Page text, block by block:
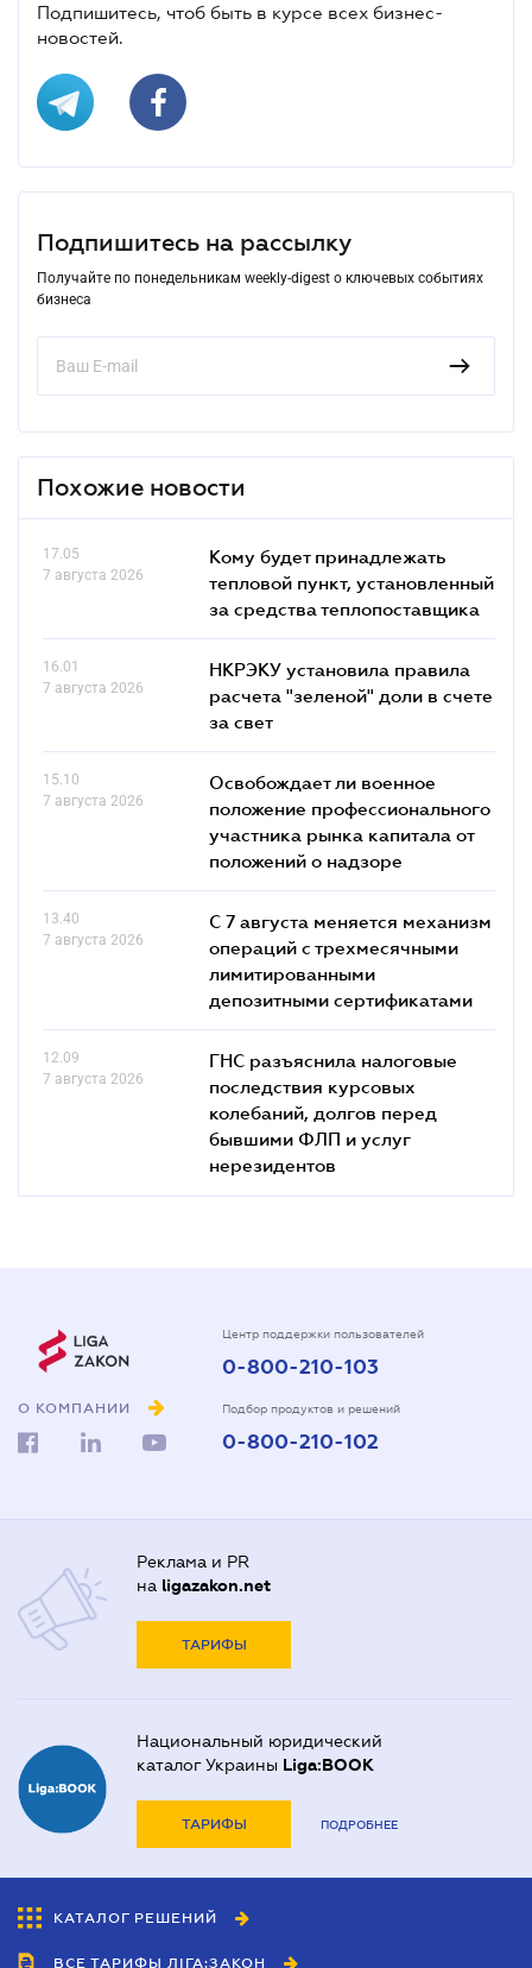
Подпишитесь, чтоб быть в курсе всех бизнес-
новостей.
Подпишитесь на рассылку
Получайте по понедельникам weekly-digest о ключевых событиях
бизнеса
Похожие новости
17.05
7 августа 2026
Кому будет принадлежать
тепловой пункт, установленный
за средства теплопоставщика
16.01
7 августа 2026
НКРЭКУ установила правила
расчета "зеленой" доли в счете
за свет
15.10
7 августа 2026
Освобождает ли военное
положение профессионального
участника рынка капитала от
положений о надзоре
13.40
7 августа 2026
С 7 августа меняется механизм
операций с трехмесячными
лимитированными
депозитными сертификатами
12.09
7 августа 2026
ГНС разъяснила налоговые
последствия курсовых
колебаний, долгов перед
бывшими ФЛП и услуг
нерезидентов
О КОМПАНИИ
Центр поддержки пользователей
0-800-210-103
Подбор продуктов и решений
0-800-210-102
Реклама и PR
на ligazakon.net
ТАРИФЫ
Национальный юридический
каталог Украины Liga:BOOK
ТАРИФЫ ПОДРОБНЕЕ
КАТАЛОГ РЕШЕНИЙ
ВСЕ ТАРИФЫ ЛІГА:ЗАКОН